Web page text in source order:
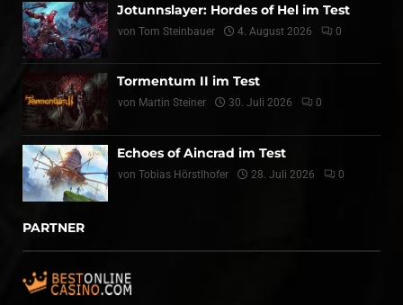
Jotunnslayer: Hordes of Hel im Test
von Tom Steinbauer 4. August 2026 0
Tormentum II im Test
von Martin Steiner 30. Juli 2026 0
Echoes of Aincrad im Test
von Tobias Hörstlhofer 28. Juli 2026 0
PARTNER